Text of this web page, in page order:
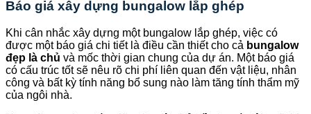
Báo giá xây dựng bungalow lắp ghép
Khi cân nhắc xây dựng một bungalow lắp ghép, việc có
được một báo giá chi tiết là điều cần thiết cho cả bungalow
đẹp là chủ và mốc thời gian chung của dự án. Một báo giá
có cấu trúc tốt sẽ nêu rõ chi phí liên quan đến vật liệu, nhân
công và bất kỳ tính năng bổ sung nào làm tăng tính thẩm mỹ
của ngôi nhà.